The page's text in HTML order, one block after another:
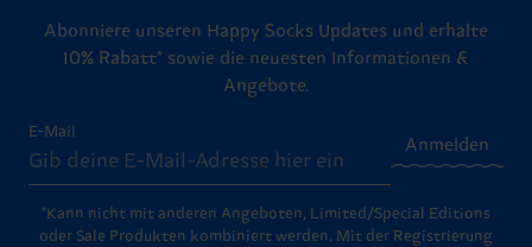
Abonniere unseren Happy Socks Updates und erhalte
10% Rabatt* sowie die neuesten Informationen &
Angebote.
E-Mail
Anmelden
*Kann nicht mit anderen Angeboten, Limited/Special Editions
oder Sale Produkten kombiniert werden. Mit der Registrierung